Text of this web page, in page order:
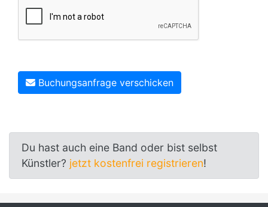
Buchungsanfrage verschicken
Du hast auch eine Band oder bist selbst
Künstler? jetzt kostenfrei registrieren!